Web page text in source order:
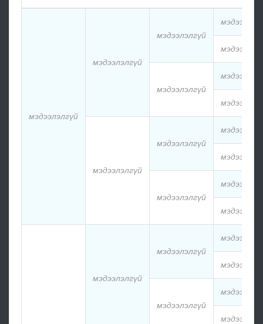
мэдээлэлгүй
мэдээлэлгүй
мэдээлэлгүй
мэдээлэлгүй
мэдээлэлгүй
мэдээлэлгүй
мэдээлэлгүй
мэдээлэлгүй
мэдээлэлгүй
мэдээлэлгүй